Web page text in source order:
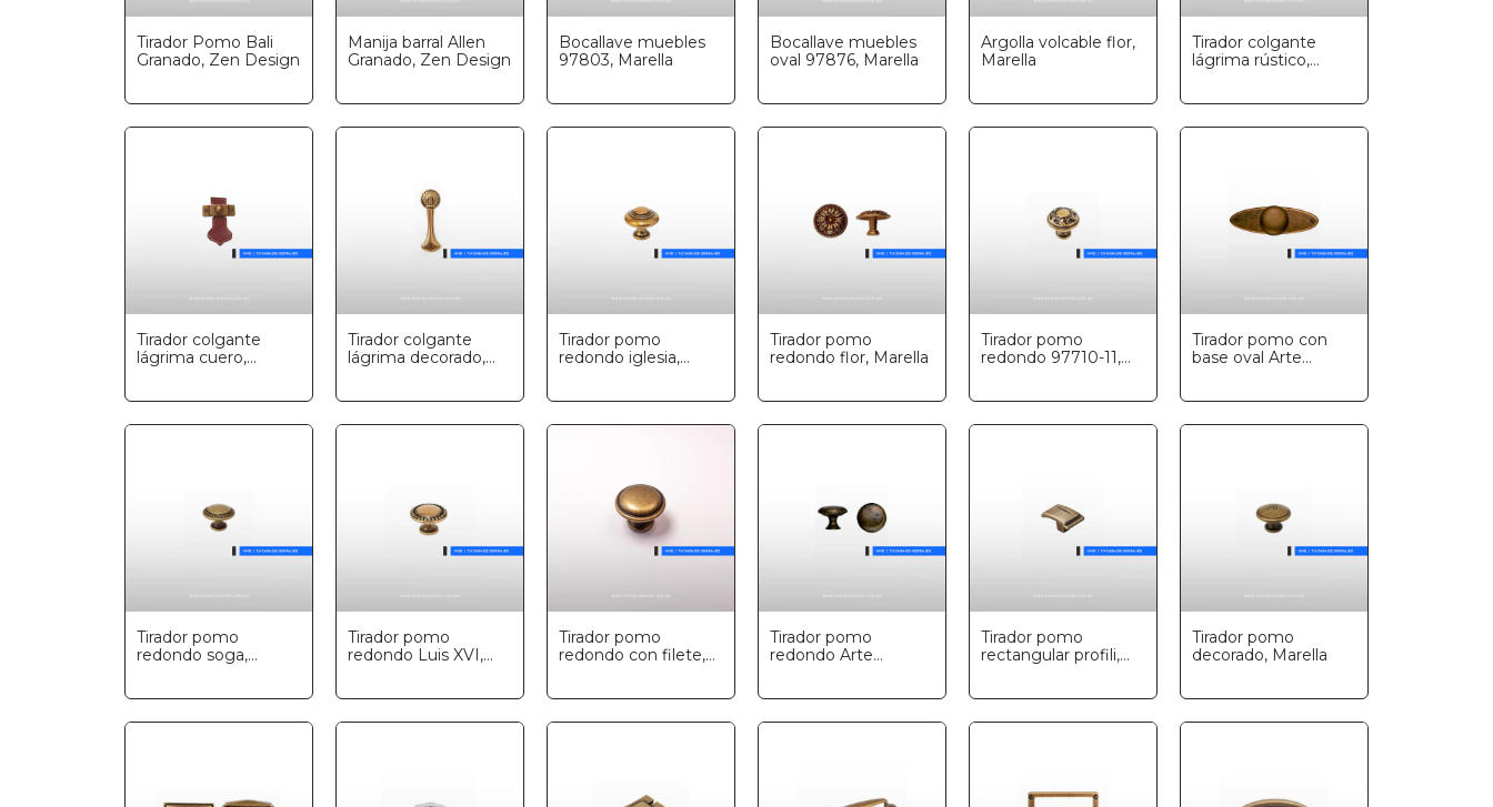
Tirador Pomo Bali
Granado, Zen Design
Manija barral Allen
Granado, Zen Design
Bocallave muebles
97803, Marella
Bocallave muebles
oval 97876, Marella
Argolla volcable flor,
Marella
Tirador colgante
lágrima rústico,
Tirador colgante
lágrima cuero,
Tirador colgante
lágrima decorado,
Tirador pomo
redondo iglesia,
Tirador pomo
redondo flor, Marella
Tirador pomo
redondo 97710-11,
Tirador pomo con
base oval Arte
Tirador pomo
redondo soga,
Tirador pomo
redondo Luis XVI,
Tirador pomo
redondo con filete,
Tirador pomo
redondo Arte
Tirador pomo
rectangular profili,
Tirador pomo
decorado, Marella